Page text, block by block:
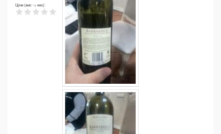
Ціни (вис -> низ):